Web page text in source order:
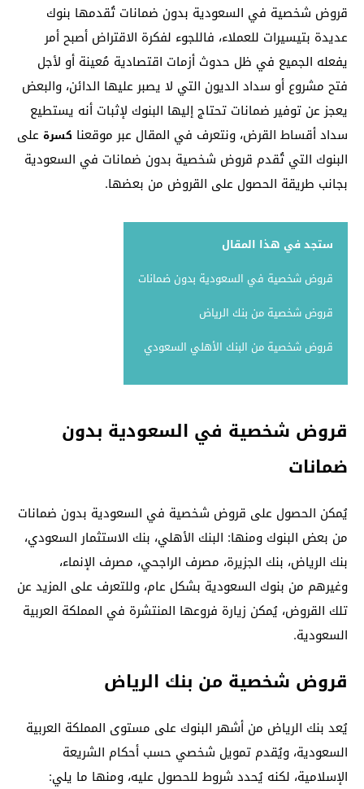
قروض شخصية في السعودية بدون ضمانات تُقدمها بنوك
عديدة بتيسيرات للعملاء، فاللجوء لفكرة الاقتراض أصبح أمر
يفعله الجميع في ظل حدوث أزمات اقتصادية مُعينة أو لأجل
فتح مشروع أو سداد الديون التي لا يصبر عليها الدائن، والبعض
يعجز عن توفير ضمانات تحتاج إليها البنوك لإثبات أنه يستطيع
سداد أقساط القرض، ونتعرف في المقال عبر موقعنا كسرة على
البنوك التي تُقدم قروض شخصية بدون ضمانات في السعودية
بجانب طريقة الحصول على القروض من بعضها.
ستجد في هذا المقال
قروض شخصية في السعودية بدون ضمانات
قروض شخصية من بنك الرياض
قروض شخصية من البنك الأهلي السعودي
قروض شخصية في السعودية بدون
ضمانات
يُمكن الحصول على قروض شخصية في السعودية بدون ضمانات
من بعض البنوك ومنها: البنك الأهلي، بنك الاستثمار السعودي،
بنك الرياض، بنك الجزيرة، مصرف الراجحي، مصرف الإنماء،
وغيرهم من بنوك السعودية بشكل عام، وللتعرف على المزيد عن
تلك القروض، يُمكن زيارة فروعها المنتشرة في المملكة العربية
السعودية.
قروض شخصية من بنك الرياض
يُعد بنك الرياض من أشهر البنوك على مستوى المملكة العربية
السعودية، ويُقدم تمويل شخصي حسب أحكام الشريعة
الإسلامية، لكنه يُحدد شروط للحصول عليه، ومنها ما يلي: